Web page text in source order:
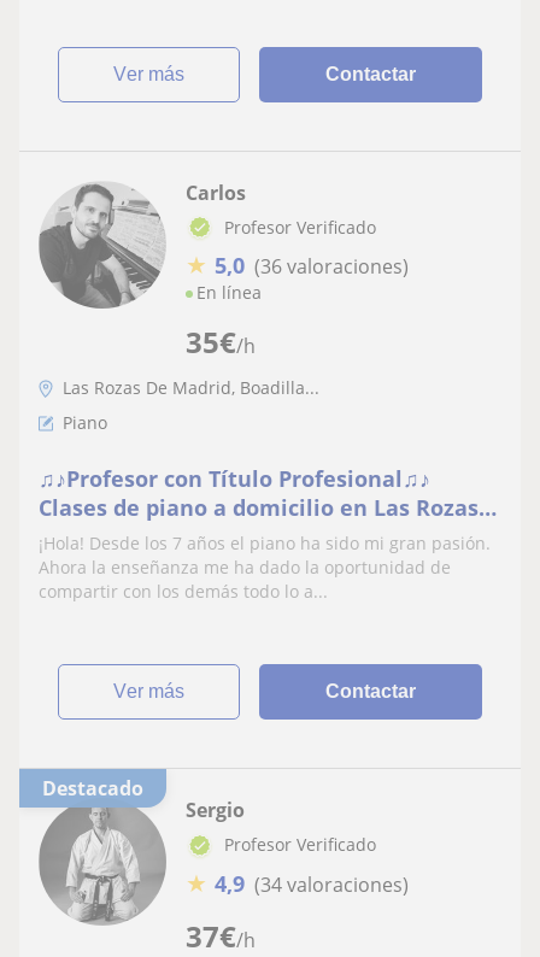
ver más Contactar
35€/h
Carlos
Profesor Verificado
★ 5,0 (36 valoraciones)
En línea
Las Rozas De Madrid, Boadilla...
Piano
♫♪Profesor con Título Profesional♫♪
Clases de piano a domicilio en Las Rozas,
Las Matas, Torrelodones, Boadilla,
Pozuelo, Majadahonda, Villaviciosa,
Madrid capital
¡Hola! Desde los 7 años el piano ha sido mi gran pasión.
Ahora la enseñanza me ha dado la oportunidad de
compartir con los demás todo lo a...
ver más Contactar
Destacado
37€/h
Sergio
Profesor Verificado
★ 4,9 (34 valoraciones)